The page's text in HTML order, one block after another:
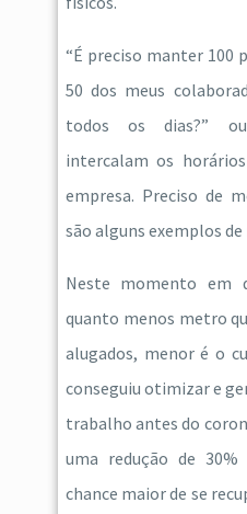
“É preciso manter 100
50 dos meus
todos os dias?” ou
intercalam os
empresa. Preciso de
são alguns exemplos
Neste momento em
quanto menos metro
alugados, menor é o
conseguiu otimizar e
trabalho antes do
uma redução de
chance maior de se